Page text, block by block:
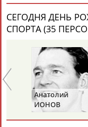
АБДРАХМАНОВ
АБДУЛАЕВ
Тагир
Камалудин
АБДУЛДАУДОВ
Абдула
СЕГОДНЯ ДЕНЬ
СПОРТА (35
Анатолий
ИОНОВ